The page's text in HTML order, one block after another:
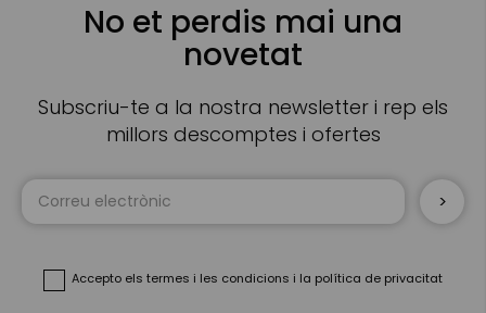
No et perdis mai una
novetat
Subscriu-te a la nostra newsletter i rep els
millors descomptes i ofertes
Accepto els termes i les condicions i la política de privacitat